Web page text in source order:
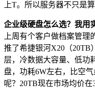
上T。所以服务器不只是
企业级硬盘怎么选？我用
上周有个客户做档案管
推了希捷银河X20（20TB
层，冷数据大容量、低功
盘，功耗6W左右，比空
呢？20TB现在市场均价